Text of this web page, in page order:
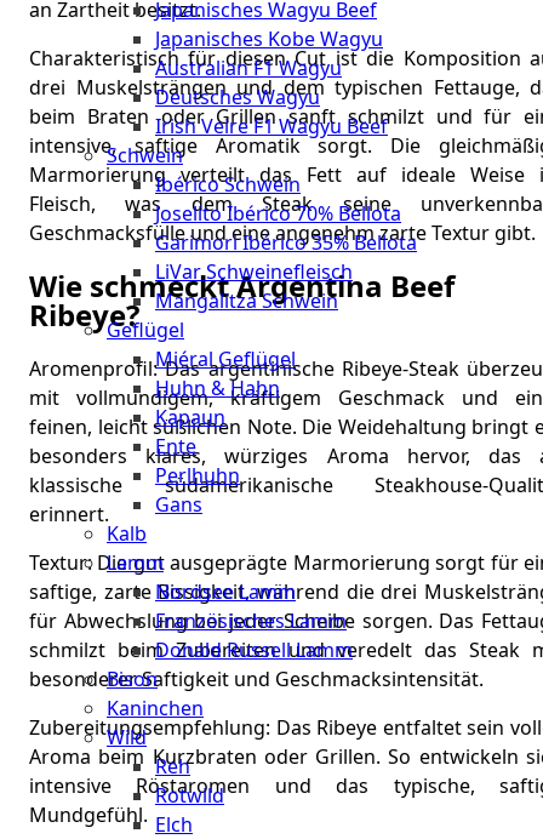
Japanisches Wagyu Beef
Japanisches Kobe Wagyu
Australian F1 Wagyu
Deutsches Wagyu
Irish Veire F1 Wagyu Beef
Schwein
Ibérico Schwein
Joselito Ibérico 70% Bellota
Garimori Ibérico 35% Bellota
LiVar Schweinefleisch
Mangalitza Schwein
Geflügel
Miéral Geflügel
Huhn & Hahn
Kapaun
Ente
Perlhuhn
Gans
Kalb
Lamm
Nordsee Lamm
Französisches Lamm
Donald Russell Lamm
Bison
Kaninchen
Wild
Reh
Rotwild
Elch
an Zartheit besitzt.
Charakteristisch für diesen Cut ist die Komposition
drei Muskelsträngen und dem typischen Fettauge,
beim Braten oder Grillen sanft schmilzt und für
intensive, saftige Aromatik sorgt. Die
Marmorierung verteilt das Fett auf ideale Weise
Fleisch, was dem Steak seine
Geschmacksfülle und eine angenehm zarte Textur gibt.
Wie schmeckt Argentina Beef
Ribeye?
Aromenprofil: Das argentinische Ribeye-Steak
mit vollmundigem, kräftigem Geschmack und
feinen, leicht süßlichen Note. Die Weidehaltung bringt
besonders klares, würziges Aroma hervor, das
klassische südamerikanische Steakhouse-
erinnert.
Textur: Die gut ausgeprägte Marmorierung sorgt für
saftige, zarte Bissigkeit, während die drei
für Abwechslung bei jeder Scheibe sorgen. Das
schmilzt beim Zubereiten und veredelt das Steak
besonderer Saftigkeit und Geschmacksintensität.
Zubereitungsempfehlung: Das Ribeye entfaltet sein
Aroma beim Kurzbraten oder Grillen. So entwickeln
intensive Röstaromen und das typische,
Mundgefühl.